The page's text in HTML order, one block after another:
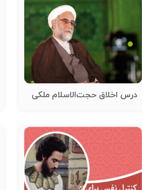
درس اخلاق حجت‌الاسلام ملکی